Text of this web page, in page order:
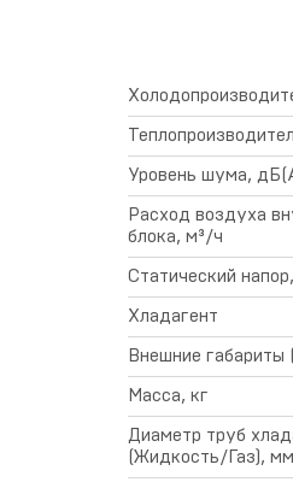
Уровень шума,
Расход воздуха
блока, м³/ч
Статический
Хладагент
Внешние
Масса, кг
Диаметр труб
(Жидкость/Газ),